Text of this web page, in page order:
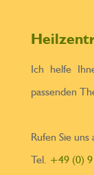
Ich helfe
passenden
Rufen Sie uns
Tel. +49 (0)